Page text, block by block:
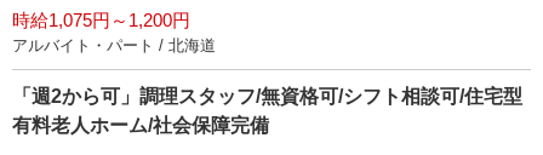
時給1,075円～1,200円
アルバイト・パート / 北海道
「週2から可」調理スタッフ/無資格可/シフト相談可/住宅型
有料老人ホーム/社会保障完備